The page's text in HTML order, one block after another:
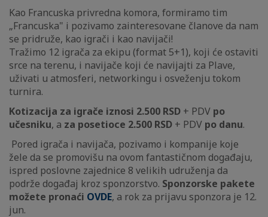
Kao Francuska privredna komora, formiramo tim
„Francuska" i pozivamo zainteresovane članove da nam
se pridruže, kao igrači i kao navijači!
Tražimo 12 igrača za ekipu (format 5+1), koji će ostaviti
srce na terenu, i navijače koji će navijajti za Plave,
uživati u atmosferi, networkingu i osveženju tokom
turnira.
Kotizacija za igrače iznosi 2.500 RSD + PDV po
učesniku, a za posetioce 2.500 RSD + PDV po danu.
Pored igrača i navijača, pozivamo i kompanije koje
žele da se promovišu na ovom fantastičnom događaju,
ispred poslovne zajednice 8 velikih udruženja da
podrže događaj kroz sponzorstvo. Sponzorske pakete
možete pronaći OVDE, a rok za prijavu sponzora je 12.
jun.